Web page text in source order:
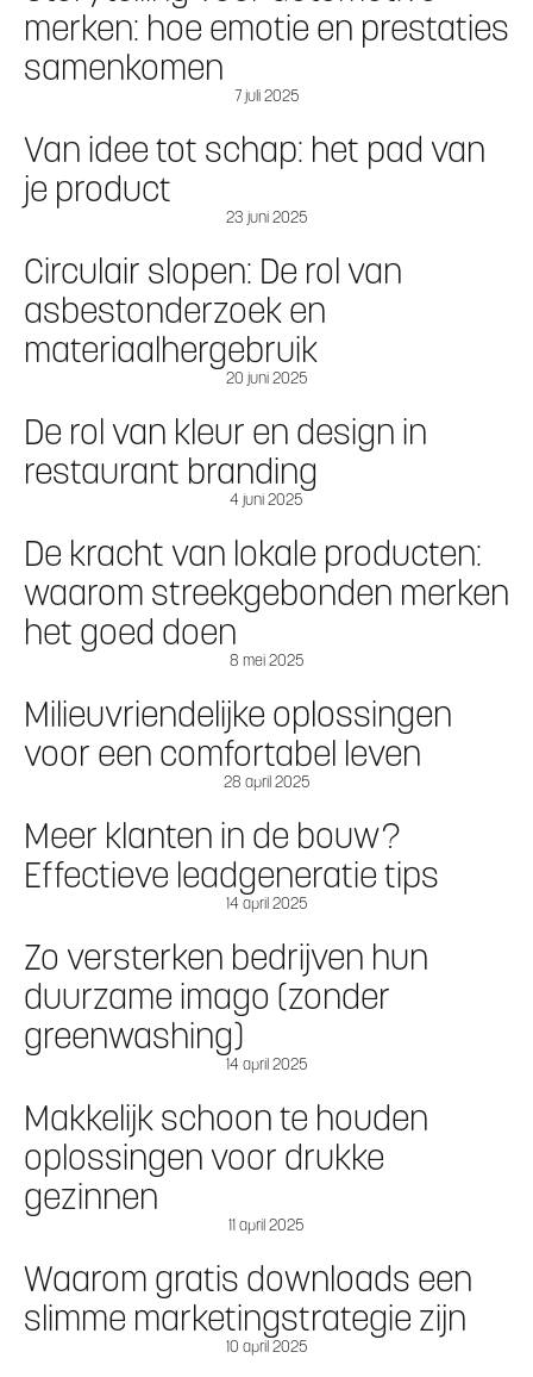
merken: hoe emotie en prestaties
samenkomen
7 juli 2025
Van idee tot schap: het pad van
je product
23 juni 2025
Circulair slopen: De rol van
asbestonderzoek en
materiaalhergebruik
20 juni 2025
De rol van kleur en design in
restaurant branding
4 juni 2025
De kracht van lokale producten:
waarom streekgebonden merken
het goed doen
8 mei 2025
Milieuvriendelijke oplossingen
voor een comfortabel leven
28 april 2025
Meer klanten in de bouw?
Effectieve leadgeneratie tips
14 april 2025
Zo versterken bedrijven hun
duurzame imago (zonder
greenwashing)
14 april 2025
Makkelijk schoon te houden
oplossingen voor drukke
gezinnen
11 april 2025
Waarom gratis downloads een
slimme marketingstrategie zijn
10 april 2025